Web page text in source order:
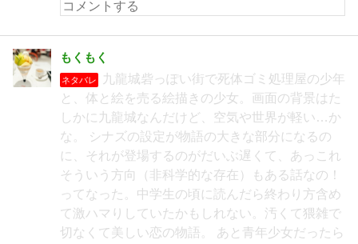
もくもく
ネタバレ
九龍城砦っぽい街で死体ゴミ処理屋の少年
と、体と絵を売る絵描きの少女。画面の背景はた
しかに九龍城なんだけど、空気や世界が軽い…か
な。 シナズの設定が物語の大きな部分になるの
に、それが登場するのがだいぶ遅くて、あっこれ
そういう方向（非科学的な存在）もある話なの！
ってなった。中学生の頃に読んだら終わり方含め
て激ハマりしていたかもしれない。汚くて猥雑で
切なくて美しい恋の物語。 あと青年少女だったら